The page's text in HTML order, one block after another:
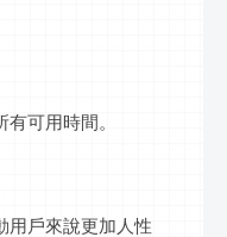
可用時間。
用戶來說更加人性